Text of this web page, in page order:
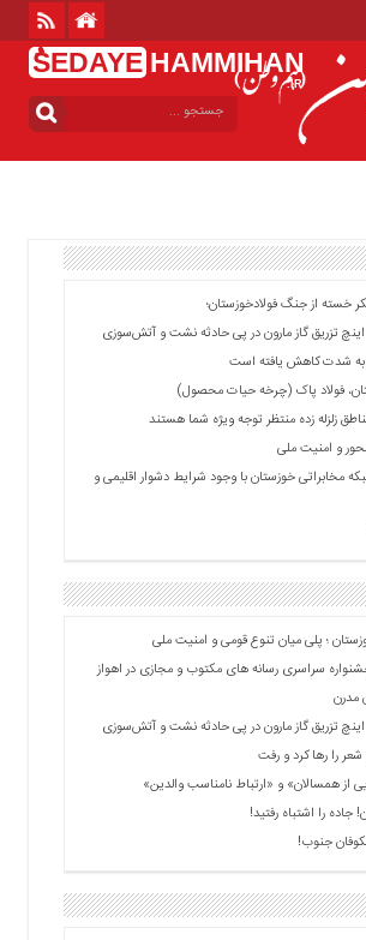
ُSEDAYE HAMMIHAN
.IR
خسته‌ از جنگ فولادخوزستان؛
به شدت کاهش یافته است
فولاد پاک (چرخه حیات محصول)
مناطق زلزله زده منتظر توجه ویژه شما هستند
و امنیت ملی
مخابراتی خوزستان با وجود شرایط دشوار اقلیمی و
؛ پلی میان تنوع قومی و امنیت ملی
سراسری رسانه های مکتوب و مجازی در اهواز
مدرن
را رها کرد و رفت
از همسالان» و «ارتباط نامناسب والدین»
جاده را اشتباه رفتید!
جنوب!